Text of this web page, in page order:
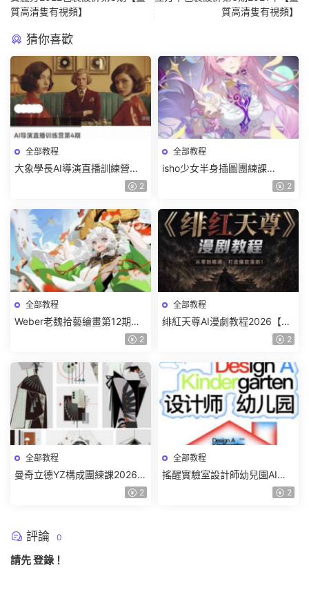
質高清隻有視頻】
質高清隻有視頻】
猜你喜歡
全部教程
大象學長AI導演直播訓練營第4
期2026【畫質高清有資料】 2
全部教程
isho少女半身插圖團練課
2026【畫質高清隻有視頻】 2
全部教程
Weber老魏拾藝繪畫第12期角
色特訓班【畫質不錯隻有視
2
全部教程
绯紅天尊AI漫劇教程2026【畫
2
全部教程
曼奇立德YZ構成團練課2026年
8月已結課【畫質高清有課件】
2
全部教程
搖醒實驗室設計師幼兒園AI軟
件基礎課2025【畫質不錯有素
2
評論 0
請先登錄 ！